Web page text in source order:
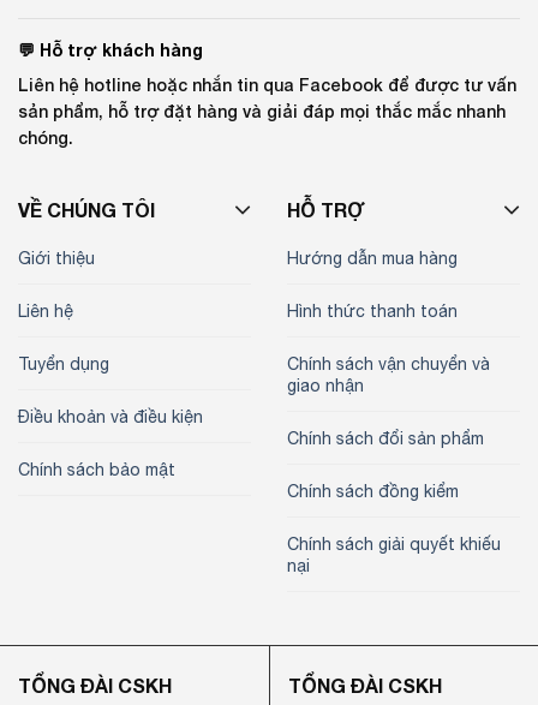
💬 Hỗ trợ khách hàng
Liên hệ hotline hoặc nhắn tin qua Facebook để được tư vấn
sản phẩm, hỗ trợ đặt hàng và giải đáp mọi thắc mắc nhanh
chóng.
VỀ CHÚNG TÔI
Giới thiệu
Liên hệ
Tuyển dụng
Điều khoản và điều kiện
Chính sách bảo mật
HỖ TRỢ
Hướng dẫn mua hàng
Hình thức thanh toán
Chính sách vận chuyển và
giao nhận
Chính sách đổi sản phẩm
Chính sách đồng kiểm
Chính sách giải quyết khiếu
nại
TỔNG ĐÀI CSKH TỔNG ĐÀI CSKH